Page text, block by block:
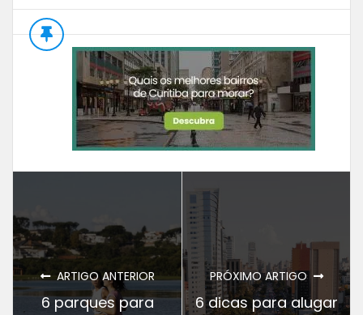
ARTIGO ANTERIOR
6 parques para
PRÓXIMO ARTIGO
6 dicas para alugar